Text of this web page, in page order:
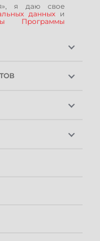
я даю свое
данных и
Программы